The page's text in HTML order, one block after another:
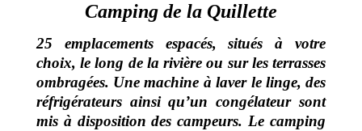
Camping de la Quillette
25 emplacements espacés, situés à votre
choix, le long de la rivière ou sur les terrasses
ombragées. Une machine à laver le linge, des
réfrigérateurs ainsi qu’un congélateur sont
mis à disposition des campeurs.Le camping